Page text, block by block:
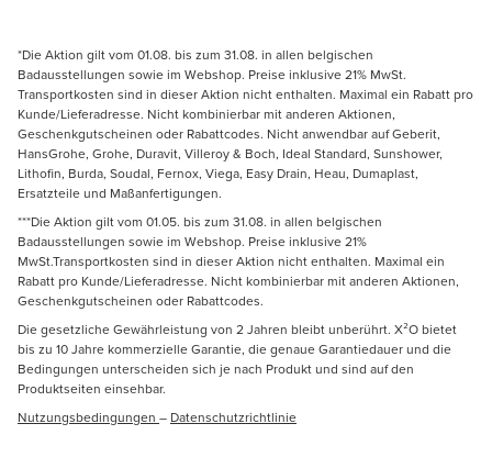
*Die Aktion gilt vom 01.08. bis zum 31.08. in allen belgischen
Badausstellungen sowie im Webshop. Preise inklusive 21% MwSt.
Transportkosten sind in dieser Aktion nicht enthalten. Maximal ein Rabatt pro
Kunde/Lieferadresse. Nicht kombinierbar mit anderen Aktionen,
Geschenkgutscheinen oder Rabattcodes. Nicht anwendbar auf Geberit,
HansGrohe, Grohe, Duravit, Villeroy & Boch, Ideal Standard, Sunshower,
Lithofin, Burda, Soudal, Fernox, Viega, Easy Drain, Heau, Dumaplast,
Ersatzteile und Maßanfertigungen.
***Die Aktion gilt vom 01.05. bis zum 31.08. in allen belgischen
Badausstellungen sowie im Webshop. Preise inklusive 21%
MwSt.Transportkosten sind in dieser Aktion nicht enthalten. Maximal ein
Rabatt pro Kunde/Lieferadresse. Nicht kombinierbar mit anderen Aktionen,
Geschenkgutscheinen oder Rabattcodes.
Die gesetzliche Gewährleistung von 2 Jahren bleibt unberührt. X²O bietet
bis zu 10 Jahre kommerzielle Garantie, die genaue Garantiedauer und die
Bedingungen unterscheiden sich je nach Produkt und sind auf den
Produktseiten einsehbar.
Nutzungsbedingungen – Datenschutzrichtlinie